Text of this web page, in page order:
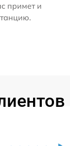
примет и